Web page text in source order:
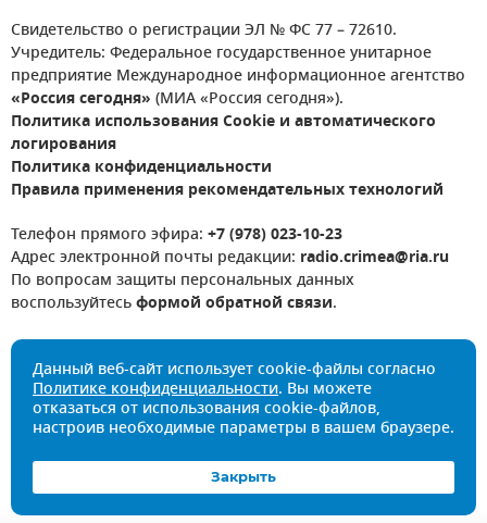
Свидетельство о регистрации ЭЛ № ФС 77 – 72610.
Учредитель: Федеральное государственное унитарное
предприятие Международное информационное агентство
«Россия сегодня» (МИА «Россия сегодня»).
Политика использования Cookie и автоматического
логирования
Политика конфиденциальности
Правила применения рекомендательных технологий
Телефон прямого эфира: +7 (978) 023-10-23
Адрес электронной почты редакции: radio.crimea@ria.ru
По вопросам защиты персональных данных
воспользуйтесьформой обратной связи.
Данный веб-сайт использует cookie-файлы согласно
Политике конфиденциальности. Вы можете
отказаться от использования cookie-файлов,
настроив необходимые параметры в вашем браузере.
Закрыть